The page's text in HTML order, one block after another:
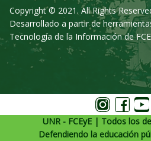
Copyright © 2021. All Rights
Desarrollado a partir de
Tecnología de la Información de
UNR - FCEyE | Todos los
Defendiendo la educación